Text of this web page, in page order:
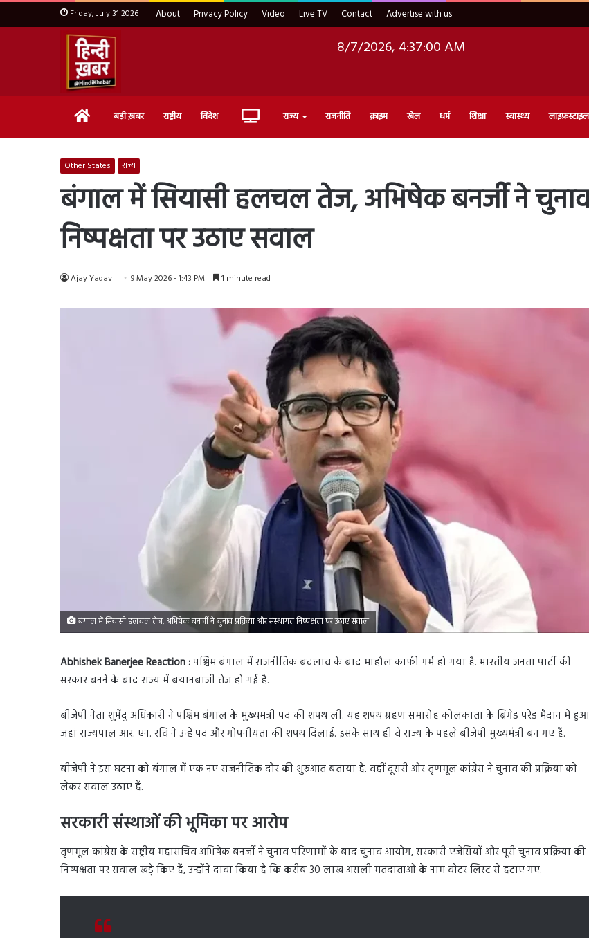
Friday, July 31 2026 About Privacy Policy Video Live TV Contact Advertise with us
8/7/2026, 4:37:01 AM
Home बड़ी ख़बर राष्ट्रीय विदेश Live राज्य राजनीति क्राइम खेल धर्म शिक्षा स्वास्थ्य लाइफ़स्टाइल
Other States राज्य
बंगाल में सियासी हलचल तेज, अभिषेक बनर्जी ने चुनाव
निष्पक्षता पर उठाए सवाल
Ajay Yadav 9 May 2026 - 1:43 PM 1 minute read
बंगाल में सियासी हलचल तेज, अभिषेक बनर्जी ने चुनाव प्रक्रिया और संस्थागत निष्पक्षता पर उठाए सवाल
Abhishek Banerjee Reaction :पश्चिम बंगाल में राजनीतिक बदलाव के बाद माहौल काफी गर्म हो गया है. भारतीय जनता पार्टी की
सरकार बनने के बाद राज्य में बयानबाजी तेज हो गई है.
बीजेपी नेता शुभेंदु अधिकारी ने पश्चिम बंगाल के मुख्यमंत्री पद की शपथ ली. यह शपथ ग्रहण समारोह कोलकाता के ब्रिगेड परेड मैदान में
जहां राज्यपाल आर. एन. रवि ने उन्हें पद और गोपनीयता की शपथ दिलाई. इसके साथ ही वे राज्य के पहले बीजेपी मुख्यमंत्री बन गए हैं.
बीजेपी ने इस घटना को बंगाल में एक नए राजनीतिक दौर की शुरुआत बताया है. वहीं दूसरी ओर तृणमूल कांग्रेस ने चुनाव की प्रक्रिया को
लेकर सवाल उठाए हैं.
सरकारी संस्थाओं की भूमिका पर आरोप
तृणमूल कांग्रेस के राष्ट्रीय महासचिव अभिषेक बनर्जी ने चुनाव परिणामों के बाद चुनाव आयोग, सरकारी एजेंसियों और पूरी चुनाव प्रक्रिया की
निष्पक्षता पर सवाल खड़े किए हैं, उन्होंने दावा किया है कि करीब 30 लाख असली मतदाताओं के नाम वोटर लिस्ट से हटाए गए.